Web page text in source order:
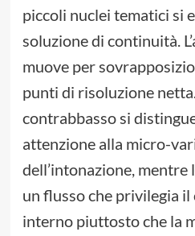
piccoli nuclei tematici si
soluzione di continuità.
muove per
punti di risoluzione
contrabbasso si
attenzione alla micro-
dell’intonazione,
un flusso che privilegia
interno piuttosto che la